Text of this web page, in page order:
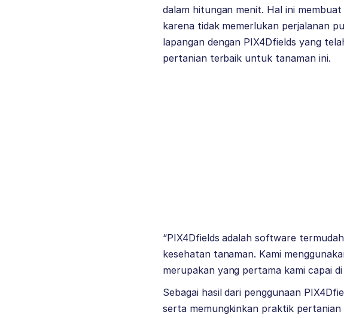
dalam hitungan menit. Hal ini
karena tidak memerlukan perjalanan
lapangan dengan PIX4Dfields yang
pertanian terbaik untuk tanaman ini.
“PIX4Dfields adalah software
kesehatan tanaman. Kami
merupakan yang pertama kami capai
Sebagai hasil dari penggunaan
serta memungkinkan praktik